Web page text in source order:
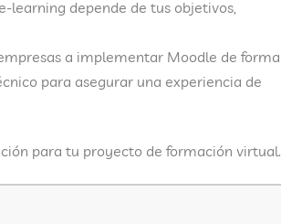
learning depende de tus objetivos,
a implementar Moodle de forma
para asegurar una experiencia de
para tu proyecto de formación virtual.